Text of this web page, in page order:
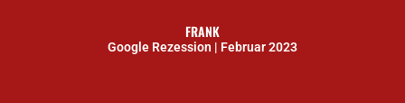
FRANK
Google Rezession | Februar 2023